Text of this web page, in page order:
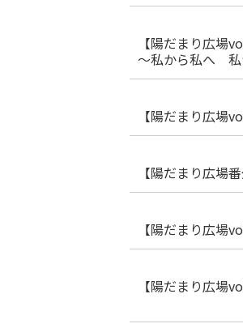
【陽だまり広
～私から私へ 私
【陽だまり広場
【陽だまり広場
【陽だまり広場
【陽だまり広場